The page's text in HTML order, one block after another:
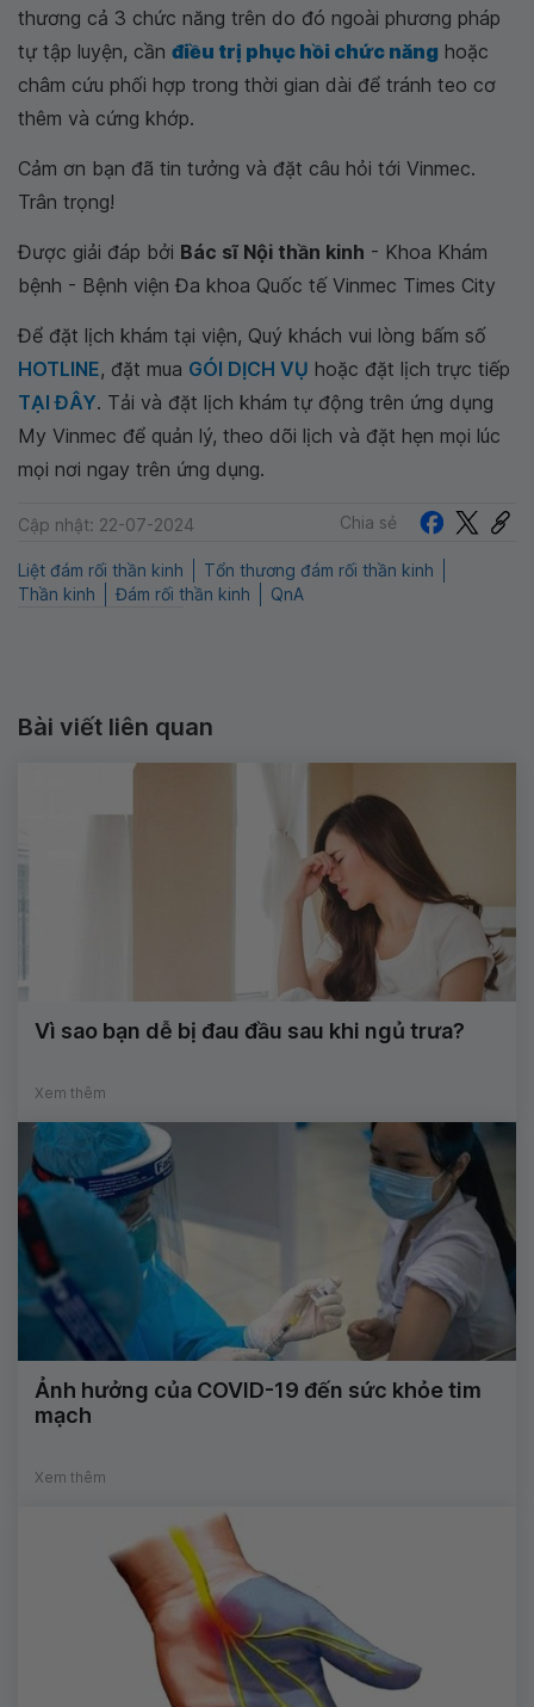
thương cả 3 chức năng trên do đó ngoài phương pháp
tự tập luyện, cần điều trị phục hồi chức năng hoặc
châm cứu phối hợp trong thời gian dài để tránh teo cơ
thêm và cứng khớp.
Cảm ơn bạn đã tin tưởng và đặt câu hỏi tới Vinmec.
Trân trọng!
Được giải đáp bởi Bác sĩ Nội thần kinh - Khoa Khám
bệnh - Bệnh viện Đa khoa Quốc tế Vinmec Times City
Để đặt lịch khám tại viện, Quý khách vui lòng bấm số
HOTLINE, đặt mua GÓI DỊCH VỤ hoặc đặt lịch trực tiếp
TẠI ĐÂY. Tải và đặt lịch khám tự động trên ứng dụng
My Vinmec để quản lý, theo dõi lịch và đặt hẹn mọi lúc
mọi nơi ngay trên ứng dụng.
Cập nhật: 22-07-2024 Chia sẻ
Liệt đám rối thần kinh
Tổn thương đám rối thần kinh
Thần kinh
Đám rối thần kinh QnA
Bài viết liên quan
Vì sao bạn dễ bị đau đầu sau khi ngủ trưa?
Xem thêm
Ảnh hưởng của COVID-19 đến sức khỏe tim
mạch
Xem thêm